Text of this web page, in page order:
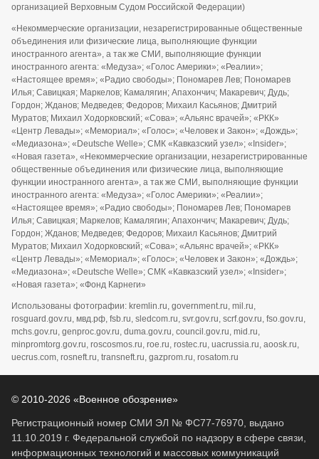
организацией Верховным Судом Российской Федерации)
«Некоммерческие организации, незарегистрированные общественные
объединения или физические лица, выполняющие функции
иностранного агента», а так же СМИ, выполняющие функции
иностранного агента: «Медуза»; «Голос Америки»; «Реалии»;
«Настоящее время»; «Радио свободы»; Пономарев Лев; Пономарев
Илья; Савицкая; Маркелов; Камалягин; Апахончич; Макаревич; Дудь;
Гордон; Жданов; Медведев; Федоров; Михаил Касьянов; Дмитрий
Муратов; Михаил Ходорковский; «Сова»; «Альянс врачей»; «РКК»
«Центр Левады»; «Мемориал»; «Голос»; «Человек и Закон»; «Дождь»;
«Медиазона»; «Deutsche Welle»; СМК «Кавказский узел»; «Insider»;
«Новая газета», «Некоммерческие организации, незарегистрированные
общественные объединения или физические лица, выполняющие
функции иностранного агента», а так же СМИ, выполняющие функции
иностранного агента: «Медуза»; «Голос Америки»; «Реалии»;
«Настоящее время»; «Радио свободы»; Пономарев Лев; Пономарев
Илья; Савицкая; Маркелов; Камалягин; Апахончич; Макаревич; Дудь;
Гордон; Жданов; Медведев; Федоров; Михаил Касьянов; Дмитрий
Муратов; Михаил Ходорковский; «Сова»; «Альянс врачей»; «РКК»
«Центр Левады»; «Мемориал»; «Голос»; «Человек и Закон»; «Дождь»;
«Медиазона»; «Deutsche Welle»; СМК «Кавказский узел»; «Insider»;
«Новая газета»; «Фонд Карнеги»
Использованы фотографии: kremlin.ru, government.ru, mil.ru,
rosguard.gov.ru, мвд.рф, fsb.ru, sledcom.ru, svr.gov.ru, scrf.gov.ru, fso.gov.ru,
mchs.gov.ru, genproc.gov.ru, duma.gov.ru, council.gov.ru, mid.ru,
minpromtorg.gov.ru, roscosmos.ru, roe.ru, rostec.ru, uacrussia.ru, aoosk.ru,
uecrus.com, rosneft.ru, transneft.ru, gazprom.ru, rosatom.ru
© 2010-2026 «Военное обозрение»
Регистрационный номер СМИ ЭЛ № ФС77-76970, выдано
11.10.2019 г. Федеральной службой по надзору в сфере связи,
информационных технологий и массовых коммуникаций